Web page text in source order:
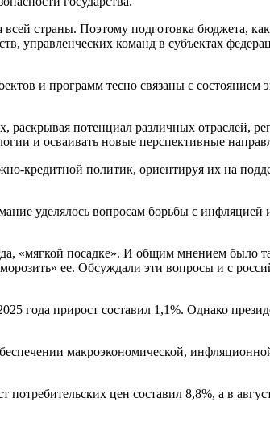
страны. Поэтому подготовка бюджета,
управленческих команд в субъектах
и программ тесно связаны с состоянием
потенциал различных отраслей,
и осваивать новые перспективные
кредитной политик, ориентируя их на
уделялось вопросам борьбы с инфляцией
«мягкой посадке». И общим мнением было
ее. Обсуждали эти вопросы и с
прирост составил 1,1%. Однако
макроэкономической,
цен составил 8,8%, а в